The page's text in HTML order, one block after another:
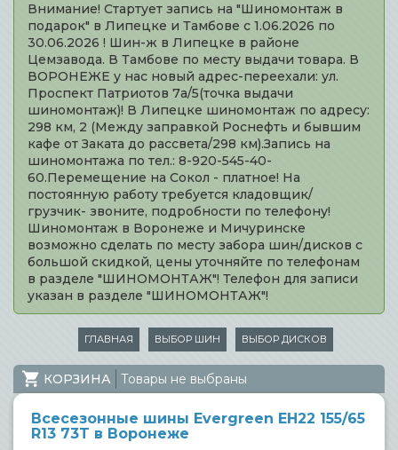
Внимание! Стартует запись на "Шиномонтаж в
подарок" в Липецке и Тамбове с 1.06.2026 по
30.06.2026 ! Шин-ж в Липецке в районе
Цемзавода. В Тамбове по месту выдачи товара. В
ВОРОНЕЖЕ у нас новый адрес-переехали: ул.
Проспект Патриотов 7а/5(точка выдачи
шиномонтаж)! В Липецке шиномонтаж по адресу:
298 км, 2 (Между заправкой Роснефть и бывшим
кафе от Заката до рассвета/298 км).Запись на
шиномонтажа по тел.: 8-920-545-40-
60.Перемещение на Сокол - платное! На
постоянную работу требуется кладовщик/
грузчик- звоните, подробности по телефону!
Шиномонтаж в Воронеже и Мичуринске
возможно сделать по месту забора шин/дисков с
большой скидкой, цены уточняйте по телефонам
в разделе "ШИНОМОНТАЖ"! Телефон для записи
указан в разделе "ШИНОМОНТАЖ"!
ГЛАВНАЯ ВЫБОР ШИН ВЫБОР ДИСКОВ
КОРЗИНА Товары не выбраны
Всесезонные шины Evergreen EH22 155/65
R13 73T в Воронеже